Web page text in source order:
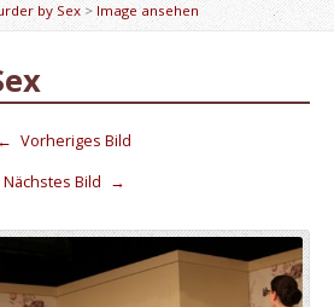
by Sex > Image ansehen
← Vorheriges Bild
Nächstes Bild →